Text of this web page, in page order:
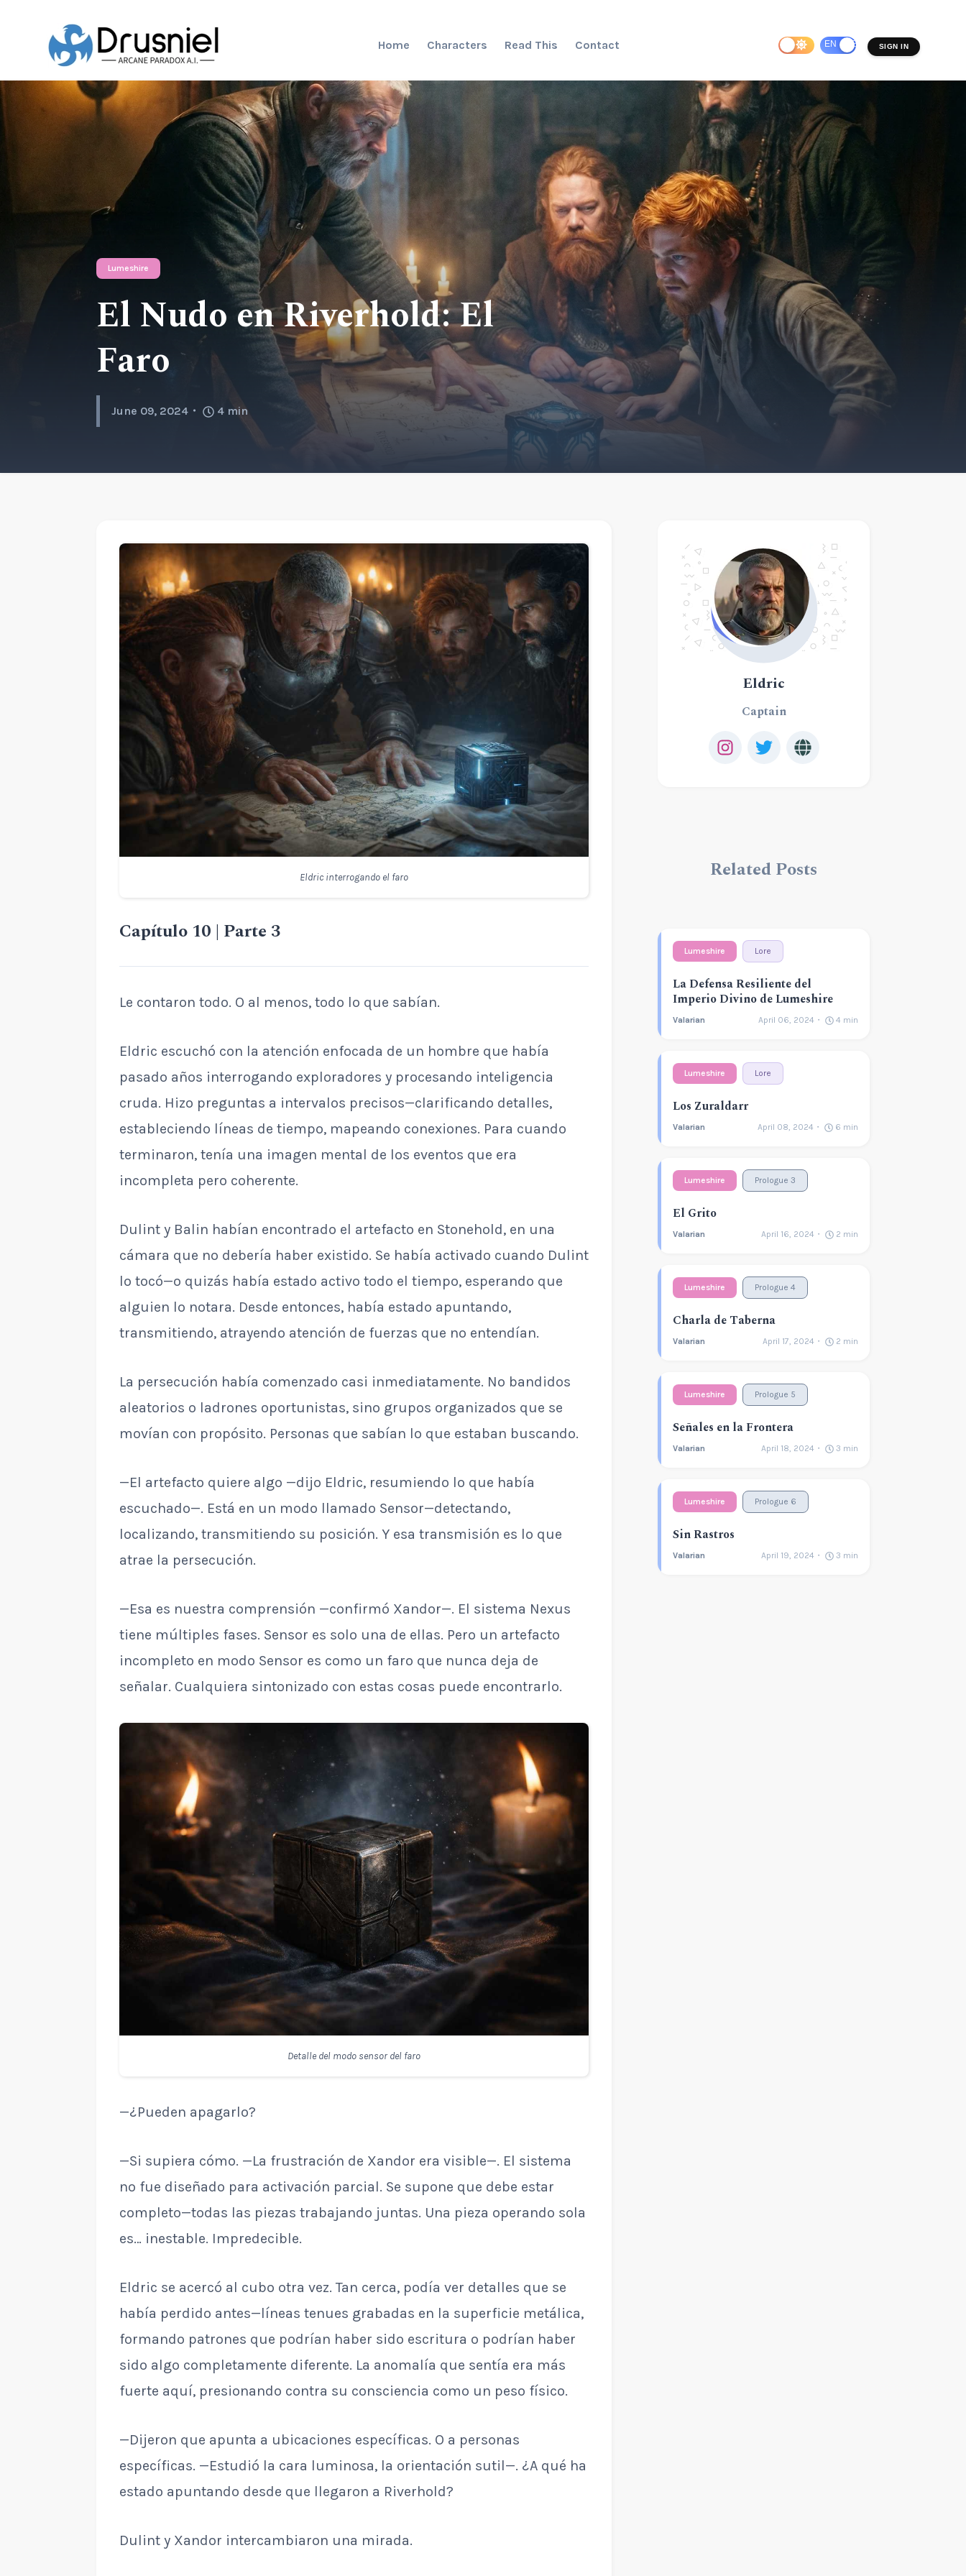
Home Characters Read This Contact EN ES SIGN IN
Lumeshire
El Nudo en Riverhold: El
Faro
June 09, 2024 4 min
Eldric interrogando el faro
Capítulo 10 | Parte 3
Le contaron todo. O al menos, todo lo que sabían.
Eldric escuchó con la atención enfocada de un hombre que había
pasado años interrogando exploradores y procesando inteligencia
cruda. Hizo preguntas a intervalos precisos—clarificando detalles,
estableciendo líneas de tiempo, mapeando conexiones. Para cuando
terminaron, tenía una imagen mental de los eventos que era
incompleta pero coherente.
Dulint y Balin habían encontrado el artefacto en Stonehold, en una
cámara que no debería haber existido. Se había activado cuando Dulint
lo tocó—o quizás había estado activo todo el tiempo, esperando que
alguien lo notara. Desde entonces, había estado apuntando,
transmitiendo, atrayendo atención de fuerzas que no entendían.
La persecución había comenzado casi inmediatamente. No bandidos
aleatorios o ladrones oportunistas, sino grupos organizados que se
movían con propósito. Personas que sabían lo que estaban buscando.
—El artefacto quiere algo —dijo Eldric, resumiendo lo que había
escuchado—. Está en un modo llamado Sensor—detectando,
localizando, transmitiendo su posición. Y esa transmisión es lo que
atrae la persecución.
—Esa es nuestra comprensión —confirmó Xandor—. El sistema Nexus
tiene múltiples fases. Sensor es solo una de ellas. Pero un artefacto
incompleto en modo Sensor es como un faro que nunca deja de
señalar. Cualquiera sintonizado con estas cosas puede encontrarlo.
Detalle del modo sensor del faro
—¿Pueden apagarlo?
—Si supiera cómo. —La frustración de Xandor era visible—. El sistema
no fue diseñado para activación parcial. Se supone que debe estar
completo—todas las piezas trabajando juntas. Una pieza operando sola
es… inestable. Impredecible.
Eldric se acercó al cubo otra vez. Tan cerca, podía ver detalles que se
había perdido antes—líneas tenues grabadas en la superficie metálica,
formando patrones que podrían haber sido escritura o podrían haber
sido algo completamente diferente. La anomalía que sentía era más
fuerte aquí, presionando contra su consciencia como un peso físico.
—Dijeron que apunta a ubicaciones específicas. O a personas
específicas. —Estudió la cara luminosa, la orientación sutil—. ¿A qué ha
estado apuntando desde que llegaron a Riverhold?
Dulint y Xandor intercambiaron una mirada.
Eldric
Captain
Related Posts
Lumeshire Lore
La Defensa Resiliente del
Imperio Divino de Lumeshire
Valarian April 06, 2024 4 min
Lumeshire Lore
Los Zuraldarr
Valarian April 08, 2024 6 min
Lumeshire Prologue 3
El Grito
Valarian April 16, 2024 2 min
Lumeshire Prologue 4
Charla de Taberna
Valarian April 17, 2024 2 min
Lumeshire Prologue 5
Señales en la Frontera
Valarian April 18, 2024 3 min
Lumeshire Prologue 6
Sin Rastros
Valarian April 19, 2024 3 min